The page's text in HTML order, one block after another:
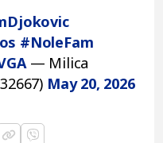
#NoleFam
— Milica
May 20, 2026